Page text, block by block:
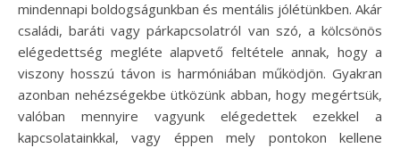
mindennapi boldogságunkban és mentális jólétünkben. Akár
családi, baráti vagy párkapcsolatról van szó, a kölcsönös
elégedettség megléte alapvető feltétele annak, hogy a
viszony hosszú távon is harmóniában működjön. Gyakran
azonban nehézségekbe ütközünk abban, hogy megértsük,
valóban mennyire vagyunk elégedettek ezekkel a
kapcsolatainkkal, vagy éppen mely pontokon kellene